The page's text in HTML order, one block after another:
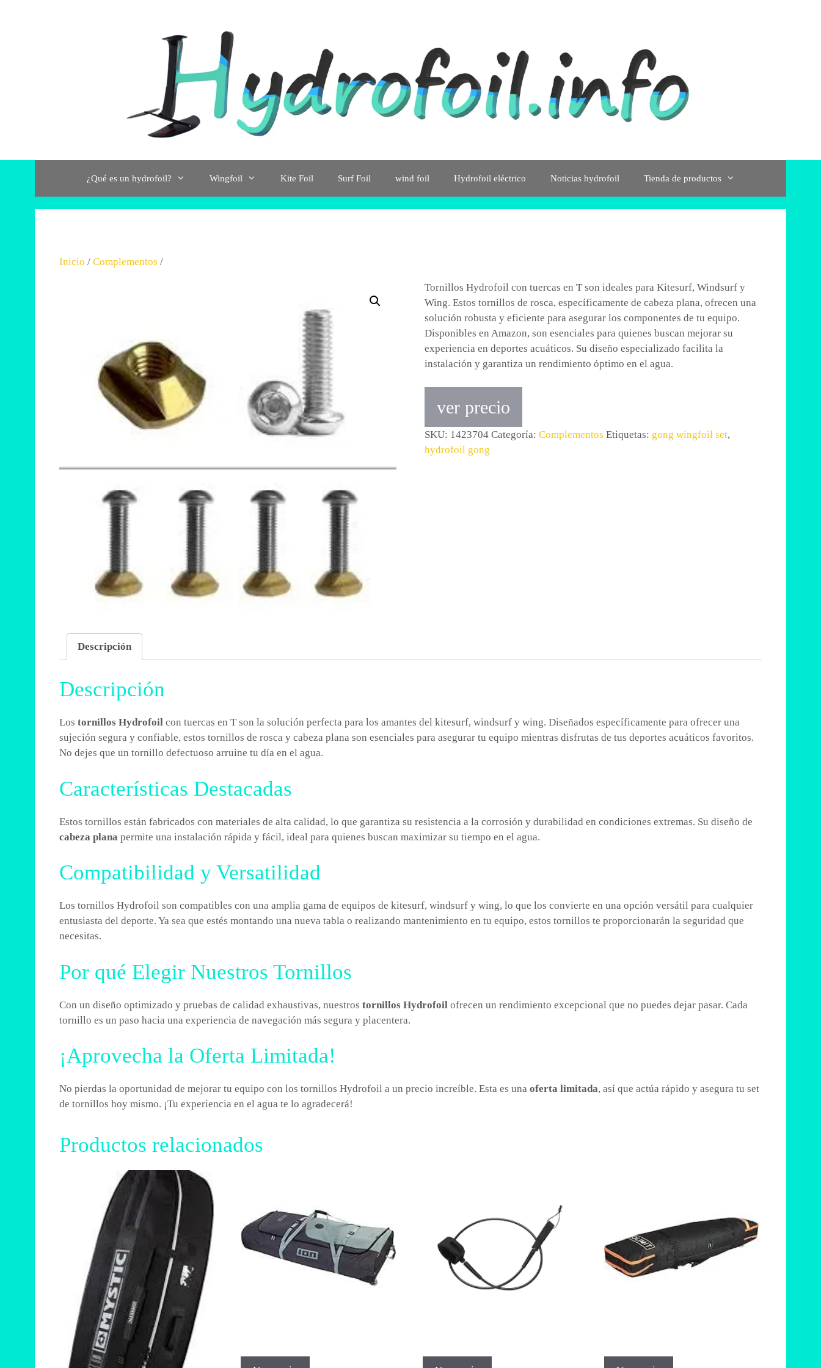
¿Qué es un hydrofoil? Wingfoil Kite Foil Surf Foil wind foil Hydrofoil eléctrico Noticias hydrofoil Tienda de productos
Inicio / Complementos /
Tornillos Hydrofoil con tuercas en T son ideales para Kitesurf, Windsurf y
Wing. Estos tornillos de rosca, específicamente de cabeza plana, ofrecen una
solución robusta y eficiente para asegurar los componentes de tu equipo.
Disponibles en Amazon, son esenciales para quienes buscan mejorar su
experiencia en deportes acuáticos. Su diseño especializado facilita la
instalación y garantiza un rendimiento óptimo en el agua.
ver precio
SKU: 1423704 Categoría: Complementos Etiquetas: gong wingfoil set,
hydrofoil gong
Descripción
Descripción
Los tornillos Hydrofoil con tuercas en T son la solución perfecta para los amantes del kitesurf, windsurf y wing. Diseñados específicamente para ofrecer una
sujeción segura y confiable, estos tornillos de rosca y cabeza plana son esenciales para asegurar tu equipo mientras disfrutas de tus deportes acuáticos favoritos.
No dejes que un tornillo defectuoso arruine tu día en el agua.
Características Destacadas
Estos tornillos están fabricados con materiales de alta calidad, lo que garantiza su resistencia a la corrosión y durabilidad en condiciones extremas. Su diseño de
cabeza plana permite una instalación rápida y fácil, ideal para quienes buscan maximizar su tiempo en el agua.
Compatibilidad y Versatilidad
Los tornillos Hydrofoil son compatibles con una amplia gama de equipos de kitesurf, windsurf y wing, lo que los convierte en una opción versátil para cualquier
entusiasta del deporte. Ya sea que estés montando una nueva tabla o realizando mantenimiento en tu equipo, estos tornillos te proporcionarán la seguridad que
necesitas.
Por qué Elegir Nuestros Tornillos
Con un diseño optimizado y pruebas de calidad exhaustivas, nuestros tornillos Hydrofoil ofrecen un rendimiento excepcional que no puedes dejar pasar. Cada
tornillo es un paso hacia una experiencia de navegación más segura y placentera.
¡Aprovecha la Oferta Limitada!
No pierdas la oportunidad de mejorar tu equipo con los tornillos Hydrofoil a un precio increíble. Esta es una oferta limitada, así que actúa rápido y asegura tu set
de tornillos hoy mismo. ¡Tu experiencia en el agua te lo agradecerá!
Productos relacionados